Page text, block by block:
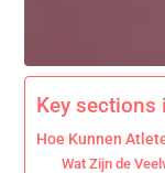
Key sections
Hoe Kunnen
Wat Zijn de